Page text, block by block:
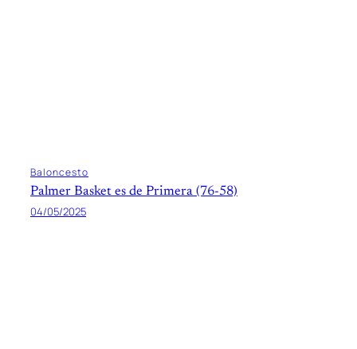
Baloncesto
Palmer Basket es de Primera (76-58)
04/05/2025